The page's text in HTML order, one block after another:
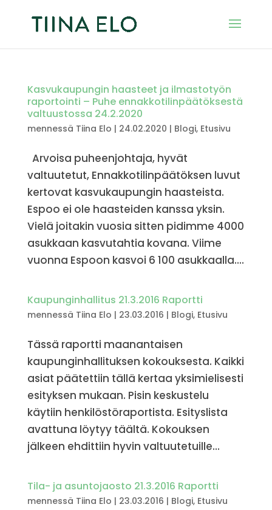
Kasvukaupungin haasteet ja ilmastotyön
raportointi – Puhe ennakkotilinpäätöksestä
valtuustossa 24.2.2020
mennessä Tiina Elo | 24.02.2020 | Blogi, Etusivu
Arvoisa puheenjohtaja, hyvät
valtuutetut, Ennakkotilinpäätöksen luvut
kertovat kasvukaupungin haasteista.
Espoo ei ole haasteiden kanssa yksin.
Vielä joitakin vuosia sitten pidimme 4000
asukkaan kasvutahtia kovana. Viime
vuonna Espoon kasvoi 6 100 asukkaalla....
Kaupunginhallitus 21.3.2016 Raportti
mennessä Tiina Elo | 23.03.2016 | Blogi, Etusivu
Tässä raportti maanantaisen
kaupunginhallituksen kokouksesta. Kaikki
asiat päätettiin tällä kertaa yksimielisesti
esityksen mukaan. Pisin keskustelu
käytiin henkilöstöraportista. Esityslista
avattuna löytyy täältä. Kokouksen
jälkeen ehdittiin hyvin valtuutetuille...
Tila- ja asuntojaosto 21.3.2016 Raportti
mennessä Tiina Elo | 23.03.2016 | Blogi, Etusivu